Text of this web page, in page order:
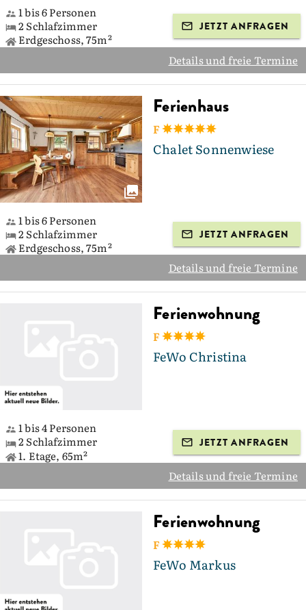
1 bis 6 Personen
2 Schlafzimmer
Erdgeschoss, 75m²
JETZT ANFRAGEN
Details und freie Termine
Ferienhaus
F
Chalet Sonnenwiese
1 bis 6 Personen
2 Schlafzimmer
Erdgeschoss, 75m²
JETZT ANFRAGEN
Details und freie Termine
Ferienwohnung
F
FeWo Christina
1 bis 4 Personen
2 Schlafzimmer
1. Etage, 65m²
JETZT ANFRAGEN
Details und freie Termine
Ferienwohnung
F
FeWo Markus